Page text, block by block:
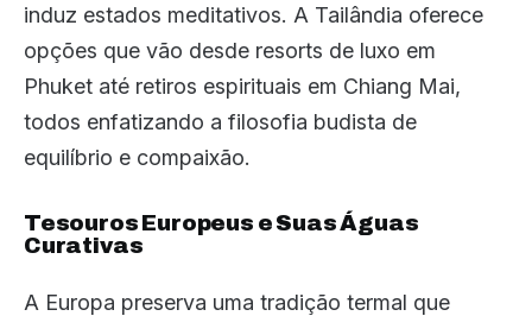
induz estados meditativos. A Tailândia oferece
opções que vão desde resorts de luxo em
Phuket até retiros espirituais em Chiang Mai,
todos enfatizando a filosofia budista de
equilíbrio e compaixão.
Tesouros Europeus e Suas Águas
Curativas
A Europa preserva uma tradição termal que